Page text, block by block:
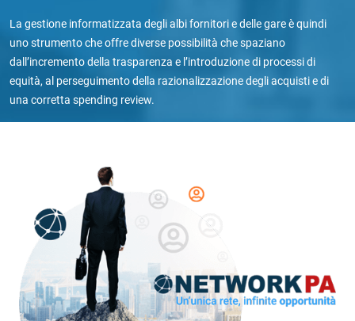
La gestione informatizzata degli albi fornitori e delle gare è quindi
uno strumento che offre diverse possibilità che spaziano
dall’incremento della trasparenza e l’introduzione di processi di
equità, al perseguimento della razionalizzazione degli acquisti e di
una corretta spending review.